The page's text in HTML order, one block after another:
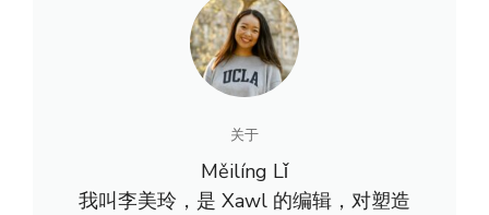
关于
Měilíng Lǐ
我叫李美玲，是 Xawl 的编辑，对塑造